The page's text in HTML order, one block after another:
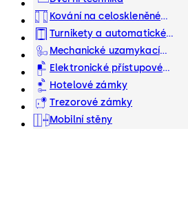
Kování na celoskleněné
interiérové systémy
Turnikety a automatické
dveře
Mechanické uzamykací
systémy
Elektronické přístupové
systémy
Hotelové zámky
Trezorové zámky
Mobilní stěny